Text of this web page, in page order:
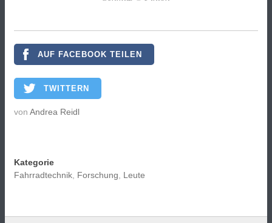
AUF FACEBOOK TEILEN
TWITTERN
von Andrea Reidl
Kategorie
Fahrradtechnik, Forschung, Leute